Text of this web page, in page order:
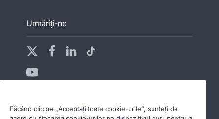
Urmăriţi-ne
Făcând clic pe „Acceptați toate cookie-urile”, sunteți de